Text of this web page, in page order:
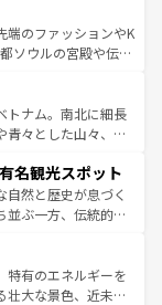
サーフィンやダイ
好きにはたまらな
分に味わいつくそ
など、都市の喧騒
る人に新しい発見と
い台湾の食文化も魅
エティ豊かな料理
コンテンツ一覧を参
端のファッションやK
ソウルの宮殿や伝統
美を楽しむことが
のストリートフード
る。夜には、韓国な
力を心ゆくまで味
の韓国情報はコンテンツ一
トナム。南北に細長
青々とした山々、世
の古い町並みやホ
、独特の雰囲気を
豊かさとおいしさで
ーヒーなどは、ぜ
てもあたたかい人々
忘れられない旅にな
名観光スポット
然と歴史が息づく
並ぶ一方、伝統的な
マイなどの山岳地
ットやクラビの美し
ができる。タイ料理
特有のエネルギーを
壮大な景色、近未来